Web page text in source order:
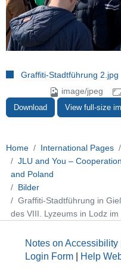
Graffiti-Stadtführung 2.jpg
image/jpeg
Download View full-size
Home International Pages
JLU and You –
and Poland
Bilder
Graffiti-Stadtführung in
des VIII. Lyzeums in Lodz
Notes on Accessibility
Login Form
Help